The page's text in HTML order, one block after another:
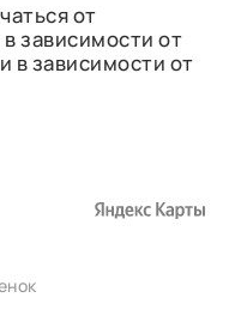
от
зависимости от
в зависимости от